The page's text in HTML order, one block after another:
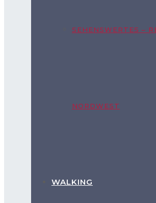
SEHENSWERTES –
NORDWEST
WALKING